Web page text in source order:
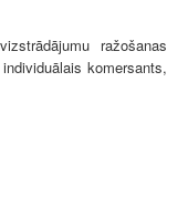
ražošanas
komersants,